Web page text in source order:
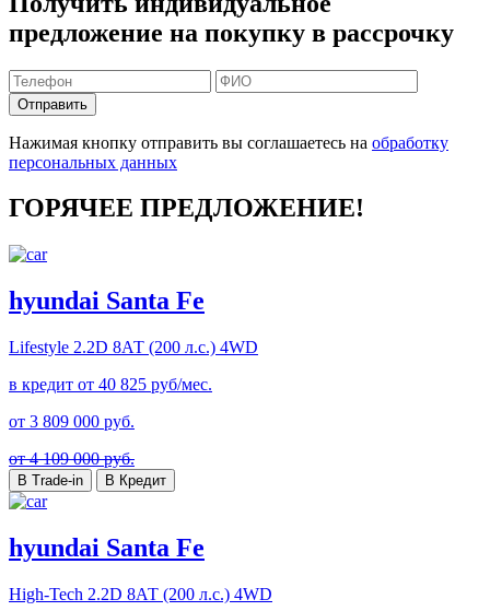
предложение на покупку в рассрочку
Отправить
Нажимая кнопку отправить вы соглашаетесь на обработку
персональных данных
ГОРЯЧЕЕ ПРЕДЛОЖЕНИЕ!
hyundai Santa Fe
Lifestyle 2.2D 8АТ (200 л.с.) 4WD
в кредит от 40 825 руб/мес.
от 3 809 000 руб.
от 4 109 000 руб.
В Trade-in В Кредит
hyundai Santa Fe
High-Tech 2.2D 8АТ (200 л.с.) 4WD